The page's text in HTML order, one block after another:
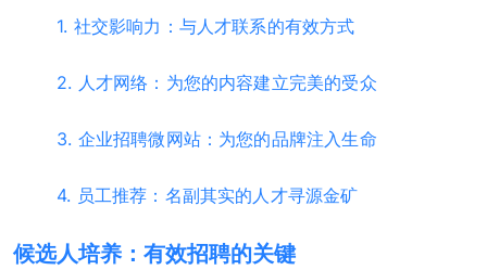
1. 社交影响力：与人才联系的有效方式
2. 人才网络：为您的内容建立完美的受众
3. 企业招聘微网站：为您的品牌注入生命
4. 员工推荐：名副其实的人才寻源金矿
候选人培养：有效招聘的关键